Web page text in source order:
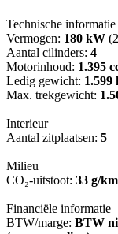
Technische informatie
Vermogen: 180 kW
Aantal cilinders: 4
Motorinhoud: 1.395
Ledig gewicht: 1.599
Max. trekgewicht:
Interieur
Aantal zitplaatsen: 5
Milieu
CO₂-uitstoot: 33 g/km
Financiële informatie
BTW/marge: BTW